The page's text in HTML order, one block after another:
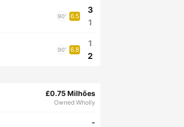
90' 6.5
3
1
90' 6.8
1
2
£0.75 Milhões
Owned Wholly
-